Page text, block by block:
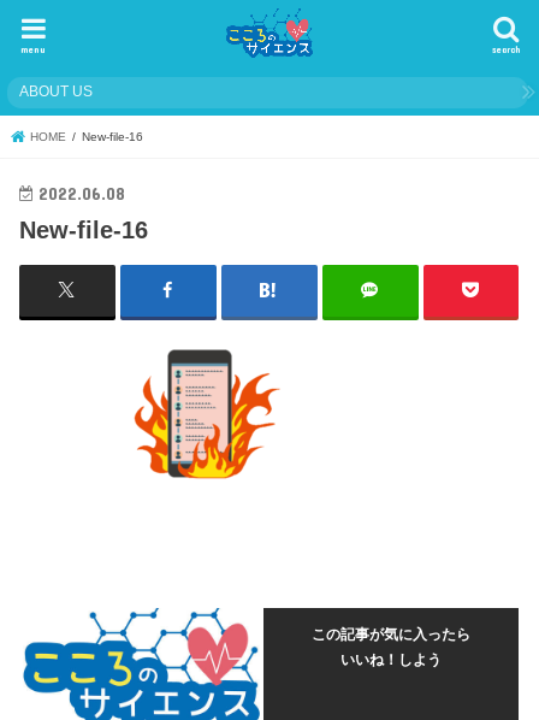
search
menu
ABOUT US
HOME New-file-16
2022.06.08
New-file-16
この記事が気に入ったら
いいね！しよう